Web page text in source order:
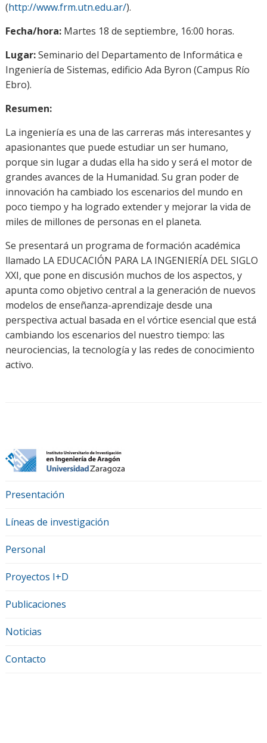
Presentación
Líneas de investigación
Personal
Proyectos I+D
Publicaciones
Noticias
Contacto
(http://www.frm.utn.edu.ar/).
Fecha/hora:Martes 18 de septiembre, 16:00 horas.
Lugar:Seminario del Departamento de Informática e
Ingeniería de Sistemas, edificio Ada Byron (Campus Río
Ebro).
Resumen:
La ingeniería es una de las carreras más interesantes y
apasionantes que puede estudiar un ser humano,
porque sin lugar a dudas ella ha sido y será el motor de
grandes avances de la Humanidad. Su gran poder de
innovación ha cambiado los escenarios del mundo en
poco tiempo y ha logrado extender y mejorar la vida de
miles de millones de personas en el planeta.
Se presentará un programa de formación académica
llamado LA EDUCACIÓN PARA LA INGENIERÍA DEL SIGLO
XXI, que pone en discusión muchos de los aspectos, y
apunta como objetivo central a la generación de nuevos
modelos de enseñanza-aprendizaje desde una
perspectiva actual basada en el vórtice esencial que está
cambiando los escenarios del nuestro tiempo: las
neurociencias, la tecnología y las redes de conocimiento
activo.